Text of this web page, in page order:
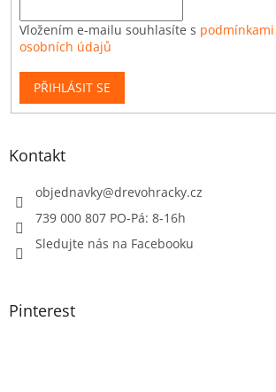
Vložením e-mailu souhlasíte s
osobních údajů
PŘIHLÁSIT SE
Kontakt
objednavky@drevohracky.cz
739 000 807 PO-Pá: 8-16h
Sledujte nás na Facebooku
Pinterest